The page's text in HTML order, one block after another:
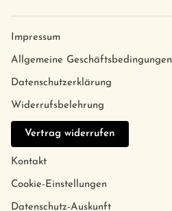
Impressum
Allgemeine Geschäftsbedingungen
Datenschutzerklärung
Widerrufsbelehrung
Vertrag widerrufen
Kontakt
Cookie-Einstellungen
Datenschutz-Auskunft